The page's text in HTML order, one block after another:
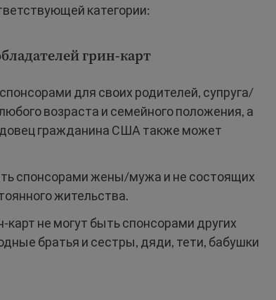
категории:
грин-карт
для своих родителей, супруга/
возраста и семейного положения, а
гражданина США также может
спонсорами жены/мужа и не состоящих
жительства.
не могут быть спонсорами других
братья и сестры, дяди, тети, бабушки